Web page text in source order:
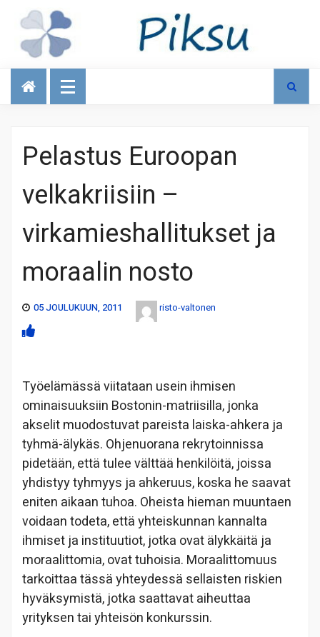
Talous
Pelastus Euroopan
velkakriisiin –
virkamieshallitukset ja
moraalin nosto
05 JOULUKUUN, 2011 risto-valtonen
Työelämässä viitataan usein ihmisen
ominaisuuksiin Bostonin-matriisilla, jonka
akselit muodostuvat pareista laiska-ahkera ja
tyhmä-älykäs. Ohjenuorana rekrytoinnissa
pidetään, että tulee välttää henkilöitä, joissa
yhdistyy tyhmyys ja ahkeruus, koska he saavat
eniten aikaan tuhoa. Oheista hieman muuntaen
voidaan todeta, että yhteiskunnan kannalta
ihmiset ja instituutiot, jotka ovat älykkäitä ja
moraalittomia, ovat tuhoisia. Moraalittomuus
tarkoittaa tässä yhteydessä sellaisten riskien
hyväksymistä, jotka saattavat aiheuttaa
yrityksen tai yhteisön konkurssin.